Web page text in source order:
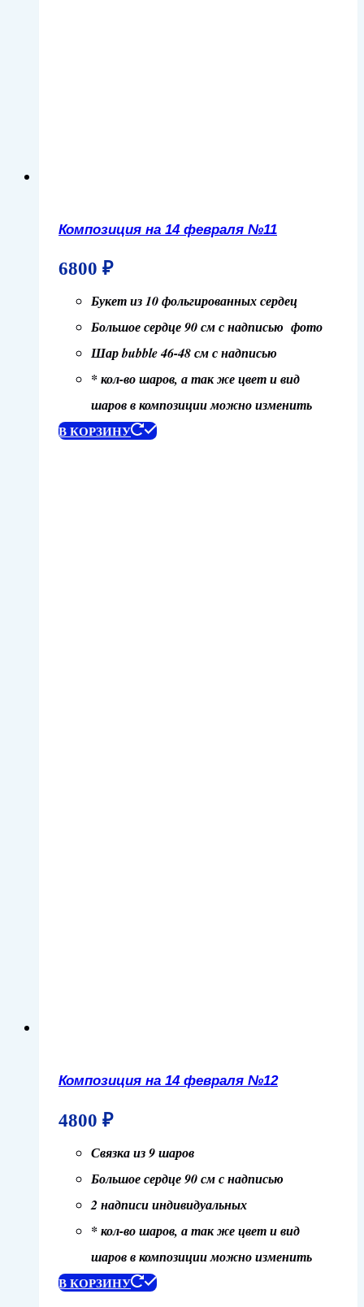
Композиция на 14 февраля №11
6800 ₽
Букет из 10 фольгированных сердец
Большое сердце 90 см с надписью фото
Шар bubble 46-48 см с надписью
* кол-во шаров, а так же цвет и вид
шаров в композиции можно изменить
В КОРЗИНУ
Композиция на 14 февраля №12
4800 ₽
Связка из 9 шаров
Большое сердце 90 см с надписью
2 надписи индивидуальных
* кол-во шаров, а так же цвет и вид
шаров в композиции можно изменить
В КОРЗИНУ